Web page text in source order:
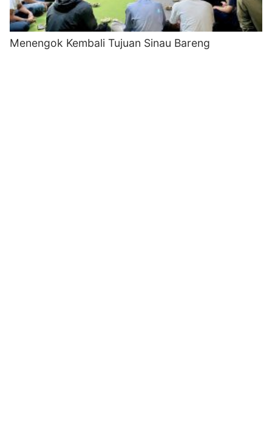
Menengok Kembali Tujuan Sinau Bareng